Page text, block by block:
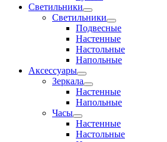
Светильники
Светильники
Подвесные
Настенные
Настольные
Напольные
Аксессуары
Зеркала
Настенные
Напольные
Часы
Настенные
Настольные